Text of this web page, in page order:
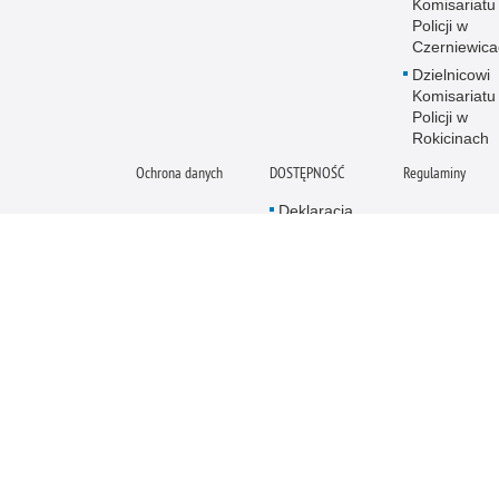
Komisariatu
Policji w
Dzielnicowi
Komisariatu
Policji w
Rokicinach
Ochrona danych DOSTĘPNOŚĆ
Deklaracja
Regulaminy